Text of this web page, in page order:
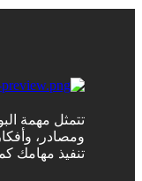
تتمثل مهمة
ومصادر،
تنفيذ مهامك